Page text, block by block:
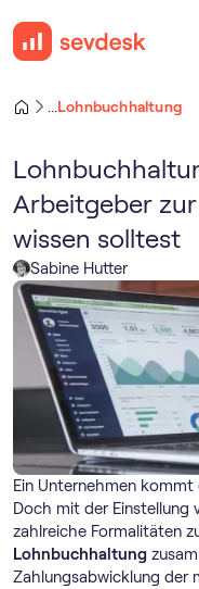
Lohnbuchhaltung
Arbeitgeber
wissen solltest
Sabine Hutter
Ein Unternehmen
Doch mit der Einstellung
zahlreiche Formalitäten
Lohnbuchhaltung
Zahlungsabwicklung der